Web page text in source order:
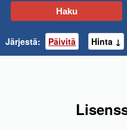
Haku
Järjestä: Päivitä Hinta